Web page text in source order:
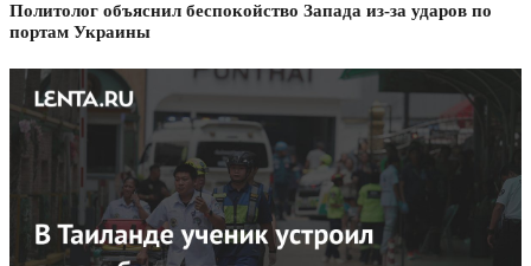
Политолог объяснил беспокойство Запада из-за ударов по
портам Украины